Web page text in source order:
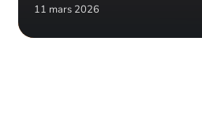
11 mars 2026